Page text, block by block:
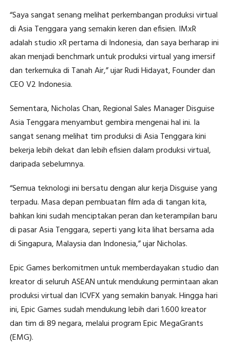
“Saya sangat senang melihat perkembangan produksi virtual
di Asia Tenggara yang semakin keren dan efisien. IMxR
adalah studio xR pertama di Indonesia, dan saya berharap ini
akan menjadi benchmark untuk produksi virtual yang imersif
dan terkemuka di Tanah Air,” ujar Rudi Hidayat, Founder dan
CEO V2 Indonesia.
Sementara, Nicholas Chan, Regional Sales Manager Disguise
Asia Tenggara menyambut gembira mengenai hal ini. Ia
sangat senang melihat tim produksi di Asia Tenggara kini
bekerja lebih dekat dan lebih efisien dalam produksi virtual,
daripada sebelumnya.
“Semua teknologi ini bersatu dengan alur kerja Disguise yang
terpadu. Masa depan pembuatan film ada di tangan kita,
bahkan kini sudah menciptakan peran dan keterampilan baru
di pasar Asia Tenggara, seperti yang kita lihat bersama ada
di Singapura, Malaysia dan Indonesia,” ujar Nicholas.
Epic Games berkomitmen untuk memberdayakan studio dan
kreator di seluruh ASEAN untuk mendukung permintaan akan
produksi virtual dan ICVFX yang semakin banyak. Hingga hari
ini, Epic Games sudah mendukung lebih dari 1.600 kreator
dan tim di 89 negara, melalui program Epic MegaGrants
(EMG).